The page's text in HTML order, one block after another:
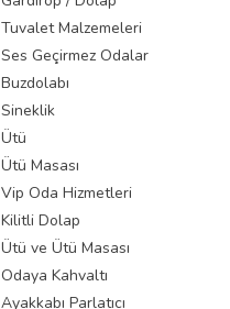
Tuvalet Malzemeleri
Ses Geçirmez Odalar
Buzdolabı
Sineklik
Ütü
Ütü Masası
Vip Oda Hizmetleri
Kilitli Dolap
Ütü ve Ütü Masası
Odaya Kahvaltı
Ayakkabı Parlatıcı